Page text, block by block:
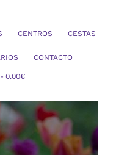
CENTROS CESTAS
CONTACTO
0.00€